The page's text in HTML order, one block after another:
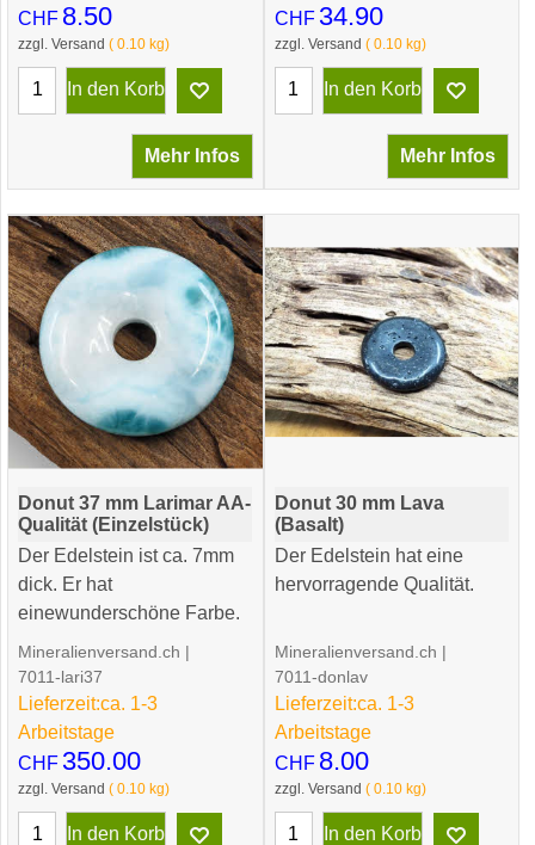
CHF 8.50
zzgl. Versand 0.10 kg
In den Korb
Mehr Infos
CHF 34.90
zzgl. Versand 0.10kg
In den Korb
Mehr Infos
Donut 37 mm Larimar AA-
Qualität (Einzelstück)
Der Edelstein ist ca. 7mm
dick. Er hat
einewunderschöne Farbe.
CHF 350.00
zzgl. Versand 0.10 kg
Mineralienversand.ch
7011-lari37
Lieferzeit:ca. 1-3
Arbeitstage
In den Korb
Donut 30 mm Lava
(Basalt)
Der Edelstein hat eine
hervorragende Qualität.
CHF 8.00
zzgl. Versand 0.10kg
Mineralienversand.ch
7011-donlav
Lieferzeit:ca. 1-3
Arbeitstage
In den Korb